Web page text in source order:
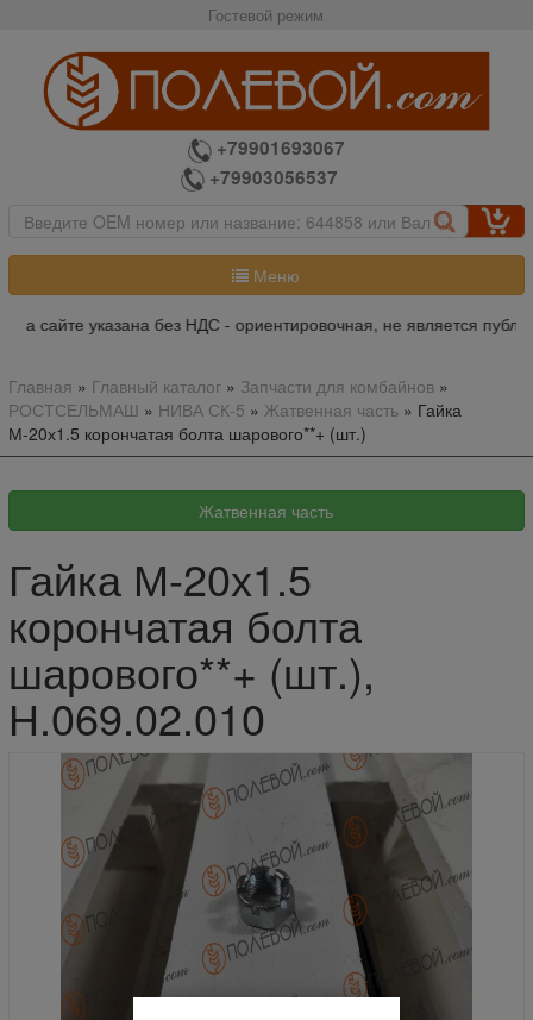
Гостевой режим
+79901693067
+79903056537
Меню
сайте указана без НДС - ориентировочная, не является
Главная » Главный каталог» Запчасти для комбайнов»
РОСТСЕЛЬМАШ » НИВА СК-5 » Жатвенная часть» Гайка
М-20х1.5 корончатая болта шарового**+ (шт.)
Гайка М-20х1.5
корончатая болта
шарового**+ (шт.),
Н.069.02.010